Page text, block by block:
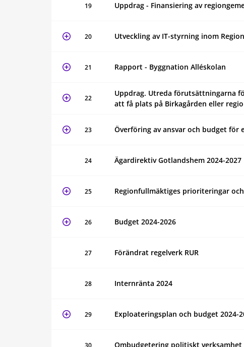
19 Uppdrag - Finansiering av
20 Utveckling av IT-styrning inom
21 Rapport - Byggnation Alléskolan
22
Uppdrag. Utreda förutsättningarna
att få plats på Birkagården eller
23 Överföring av ansvar och budget
24 Ägardirektiv Gotlandshem 2024-2027
25 Regionfullmäktiges prioriteringar och
26 Budget 2024-2026
27 Förändrat regelverk RUR
28 Internränta 2024
29 Exploateringsplan och budget 2024-
30 Ombudgetering politiskt verksamhet